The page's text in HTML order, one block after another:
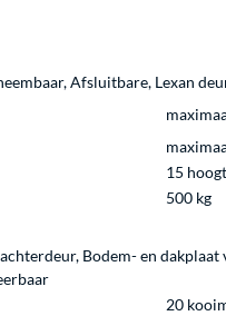
Afsluitbare, Lexan
15
500 kg
Bodem- en
20